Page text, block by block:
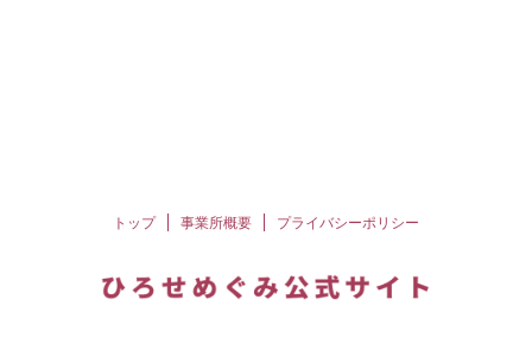
トップ 事業所概要 プライバシーポリシー